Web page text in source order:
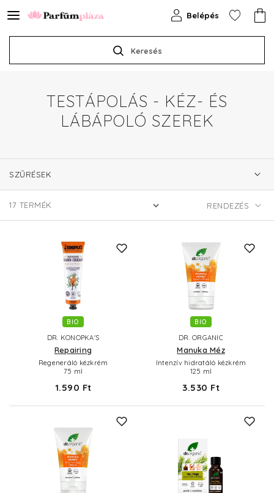
Keresés
Belépés
TESTÁPOLÁS - KÉZ- ÉS
LÁBÁPOLÓ SZEREK
SZŰRÉSEK
17 TERMÉK
BIO
DR. KONOPKA'S
Repairing
Regeneráló kézkrém
75 ml
1.590 Ft
BIO
DR. ORGANIC
Manuka Méz
Intenzív hidratáló kézkrém
125 ml
3.530 Ft